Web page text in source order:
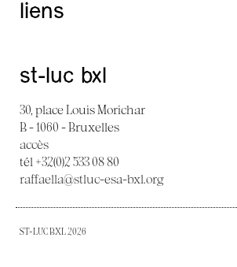
liens
st-luc bxl
30, place Louis Morichar
B - 1060 - Bruxelles
accès
tél +32(0)2 533 08 80
raffaella@stluc-esa-bxl.org
ST-LUC BXL 2026